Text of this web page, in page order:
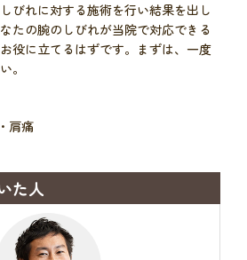
びれに対する施術を行い結果を出し
たの腕のしびれが当院で対応できる
役に立てるはずです。まずは、一度
。
肩痛
た人